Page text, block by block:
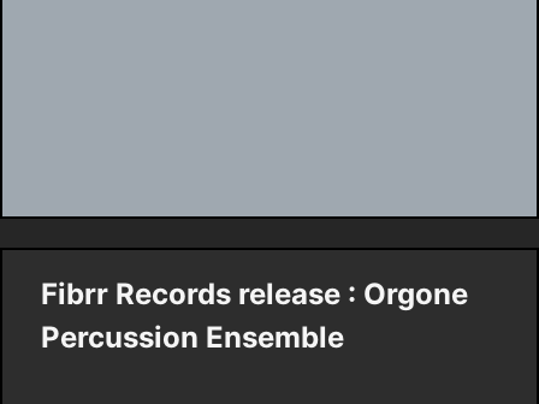
Fibrr Records release : Orgone
Percussion Ensemble